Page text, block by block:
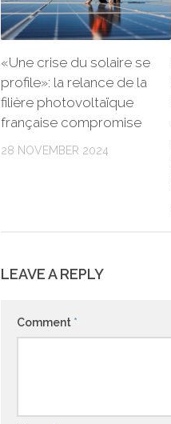
«Une crise du solaire se
profile»: la relance de la
filière photovoltaïque
française compromise
28 NOVEMBER 2024
LEAVE A REPLY
Comment *